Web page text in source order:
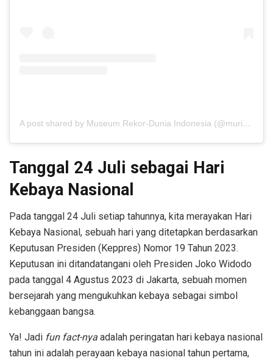
A post shared by Museum Rekor-Dunia Indonesia (@muri_org)
Tanggal 24 Juli sebagai Hari
Kebaya Nasional
Pada tanggal 24 Juli setiap tahunnya, kita merayakan Hari
Kebaya Nasional, sebuah hari yang ditetapkan berdasarkan
Keputusan Presiden (Keppres) Nomor 19 Tahun 2023.
Keputusan ini ditandatangani oleh Presiden Joko Widodo
pada tanggal 4 Agustus 2023 di Jakarta, sebuah momen
bersejarah yang mengukuhkan kebaya sebagai simbol
kebanggaan bangsa.
Ya! Jadi fun fact-nya adalah peringatan hari kebaya nasional
tahun ini adalah perayaan kebaya nasional tahun pertama,